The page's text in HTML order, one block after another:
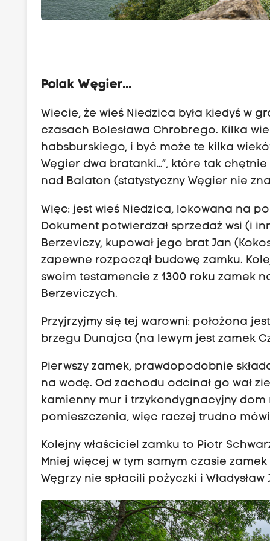
Polak Węgier...
Wiecie, że wieś Niedzica była kiedyś w
czasach Bolesława Chrobrego. Kilka
habsburskiego, i być może te kilka
Węgier dwa bratanki…”, które tak chętnie
nad Balaton (statystyczny Węgier nie
Więc: jest wieś Niedzica, lokowana na
Dokument potwierdzał sprzedaż wsi (i
Berzeviczy, kupował jego brat Jan
zapewne rozpoczął budowę zamku.
swoim testamencie z 1300 roku zamek
Berzeviczych.
Przyjrzyjmy się tej warowni: położona
brzegu Dunajca (na lewym jest zamek
Pierwszy zamek, prawdopodobnie
na wodę. Od zachodu odcinał go wał
kamienny mur i trzykondygnacyjny
pomieszczenia, więc raczej trudno
Kolejny właściciel zamku to Piotr
Mniej więcej w tym samym czasie
Węgrzy nie spłacili pożyczki i Władysław